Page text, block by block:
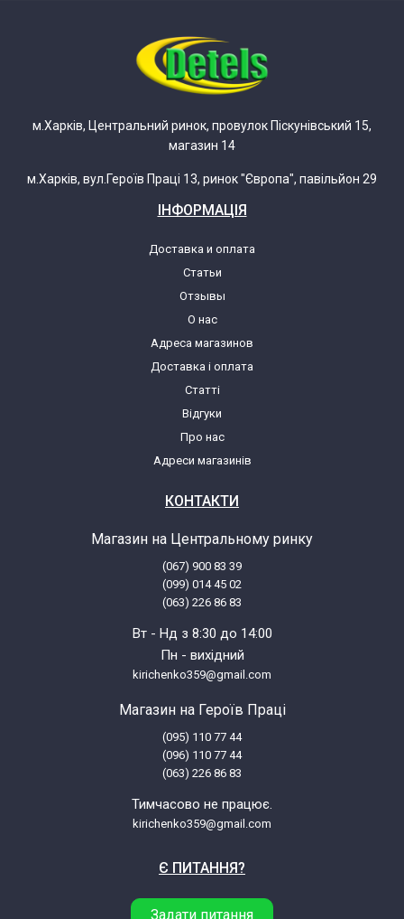
м.Харків, Центральний ринок, провулок Піскунівський 15,
магазин 14
м.Харків, вул.Героїв Праці 13, ринок "Європа", павільйон 29
ІНФОРМАЦІЯ
Доставка и оплата
Статьи
Отзывы
О нас
Адреса магазинов
Доставка і оплата
Статті
Відгуки
Про нас
Адреси магазинів
КОНТАКТИ
Магазин на Центральному ринку
(067) 900 83 39
(099) 014 45 02
(063) 226 86 83
Вт - Нд з 8:30 до 14:00
Пн - вихідний
kirichenko359@gmail.com
Магазин на Героїв Праці
(095) 110 77 44
(096) 110 77 44
(063) 226 86 83
Тимчасово не працює.
kirichenko359@gmail.com
Є ПИТАННЯ?
Задати питання